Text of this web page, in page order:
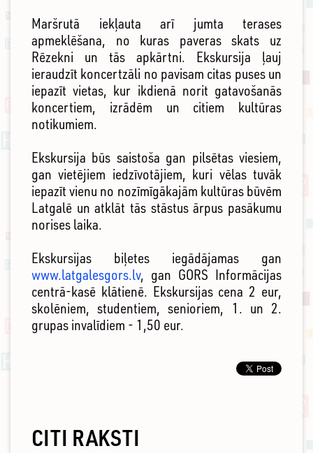
Maršrutā iekļauta arī jumta terases
apmeklēšana, no kuras paveras skats uz
Rēzekni un tās apkārtni. Ekskursija ļauj
ieraudzīt koncertzāli no pavisam citas puses un
iepazīt vietas, kur ikdienā norit gatavošanās
koncertiem, izrādēm un citiem kultūras
notikumiem.
Ekskursija būs saistoša gan pilsētas viesiem,
gan vietējiem iedzīvotājiem, kuri vēlas tuvāk
iepazīt vienu no nozīmīgākajām kultūras būvēm
Latgalē un atklāt tās stāstus ārpus pasākumu
norises laika.
Ekskursijas biļetes iegādājamas gan
www.latgalesgors.lv, gan GORS Informācijas
centrā-kasē klātienē. Ekskursijas cena 2 eur,
skolēniem, studentiem, senioriem, 1. un 2.
grupas invalīdiem - 1,50 eur.
CITI RAKSTI